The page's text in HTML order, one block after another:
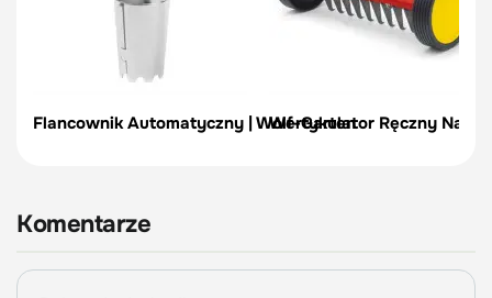
Flancownik Automatyczny | Wolf-GartenWertykulator Ręczny Na
Komentarze